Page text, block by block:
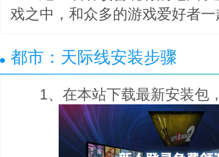
戏之中，和众多的游戏爱好者
都市：天际线安装步骤
1、在本站下载最新安装包